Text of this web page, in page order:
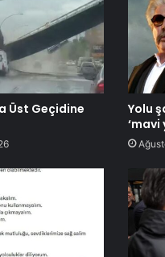
Üst Geçidine
Yolu
‘mavi